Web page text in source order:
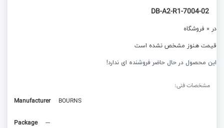
7004-02-DB-A2-R1
در 0 فروشگاه
قیمت هنوز مشخص نشده است
این محصول در حال حاضر فروشنده ای ندارد!
مشخصات فنی:
Manufacturer
BOURNS
Package ---